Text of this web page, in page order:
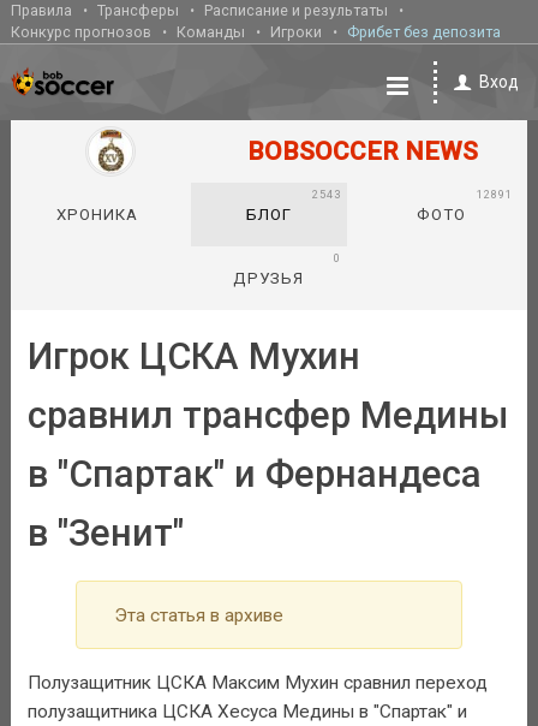
Правила Трансферы
Расписание и результаты
Конкурс прогнозов
Команды Игроки Фрибет без депозита
Вход
BOBSOCCER NEWS
ХРОНИКА БЛОГ
2543
ФОТО
12891
ДРУЗЬЯ
0
Игрок ЦСКА Мухин
сравнил трансфер Медины
в "Спартак" и Фернандеса
в "Зенит"
Эта статья в архиве
Полузащитник ЦСКА Максим Мухин сравнил переход
полузащитника ЦСКА Хесуса Медины в "Спартак" и